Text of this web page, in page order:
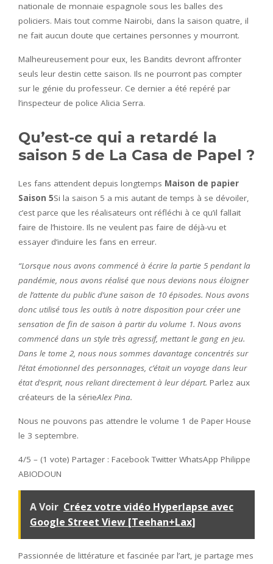
nationale de monnaie espagnole sous les balles des
policiers. Mais tout comme Nairobi, dans la saison quatre, il
ne fait aucun doute que certaines personnes y mourront.
Malheureusement pour eux, les Bandits devront affronter
seuls leur destin cette saison. Ils ne pourront pas compter
sur le génie du professeur. Ce dernier a été repéré par
l’inspecteur de police Alicia Serra.
Qu’est-ce qui a retardé la
saison 5 de La Casa de Papel ?
Les fans attendent depuis longtemps Maison de papier
Saison 5Si la saison 5 a mis autant de temps à se dévoiler,
c’est parce que les réalisateurs ont réfléchi à ce qu’il fallait
faire de l’histoire. Ils ne veulent pas faire de déjà-vu et
essayer d’induire les fans en erreur.
“Lorsque nous avons commencé à écrire la partie 5 pendant la
pandémie, nous avons réalisé que nous devions nous éloigner
de l’attente du public d’une saison de 10 épisodes. Nous avons
donc utilisé tous les outils à notre disposition pour créer une
sensation de fin de saison à partir du volume 1. Nous avons
commencé dans un style très agressif, mettant le gang en jeu.
Dans le tome 2, nous nous sommes davantage concentrés sur
l’état émotionnel des personnages, c’était un voyage dans leur
état d’esprit, nous reliant directement à leur départ. Parlez aux
créateurs de la sérieAlex Pina.
Nous ne pouvons pas attendre le volume 1 de Paper House
le 3 septembre.
4/5 – (1 vote) Partager : Facebook Twitter WhatsApp Philippe
ABIODOUN
A Voir Créez votre vidéo Hyperlapse avec
Google Street View [Teehan+Lax]
Passionnée de littérature et fascinée par l’art, je partage mes